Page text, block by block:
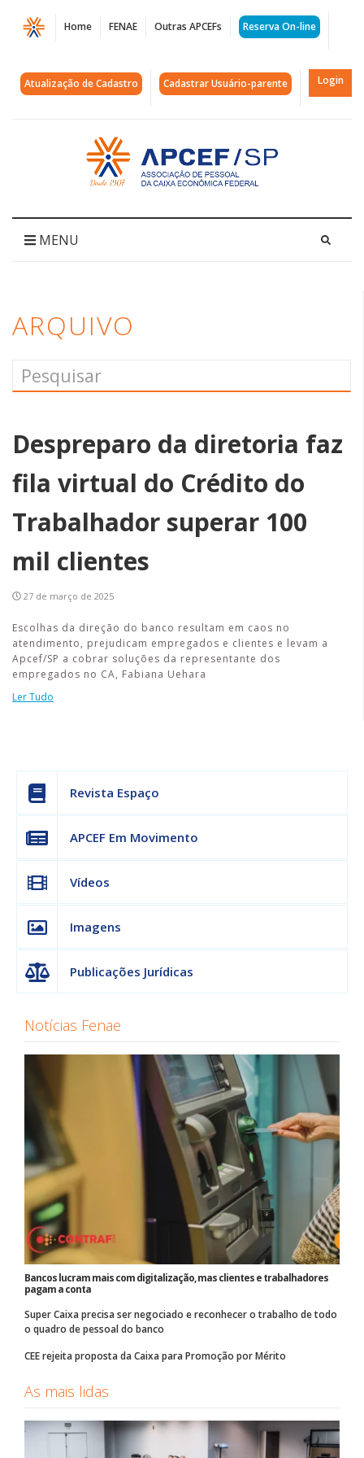
Página
Arquivos
fila
APCEF/SP
Home FENAE Outras APCEFs Reserva On-line
Atualização de Cadastro Cadastrar Usuário-parente Login
Acessar
página
inicial
MENU
ARQUIVO
Despreparo da diretoria faz
fila virtual do Crédito do
Trabalhador superar 100
mil clientes
27 de março de 2025
Escolhas da direção do banco resultam em caos no
atendimento, prejudicam empregados e clientes e levam a
Apcef/SP a cobrar soluções da representante dos
empregados no CA, Fabiana Uehara
Ler Tudo
Revista Espaço
APCEF Em Movimento
Vídeos
Imagens
Publicações Jurídicas
Notícias Fenae
Bancos lucram mais com digitalização, mas clientes e trabalhadores
pagam a conta
Super Caixa precisa ser negociado e reconhecer o trabalho de todo
o quadro de pessoal do banco
CEE rejeita proposta da Caixa para Promoção por Mérito
As mais lidas